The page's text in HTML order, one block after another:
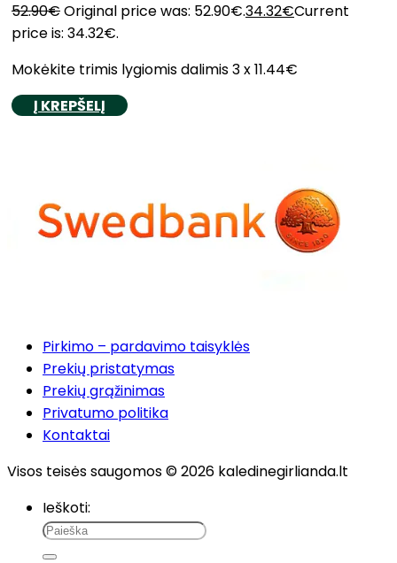
52.90€Original price was: 52.90€.34.32€Current
price is: 34.32€.
Mokėkite trimis lygiomis dalimis 3 x 11.44€
Į KREPŠELĮ
Pirkimo – pardavimo taisyklės
Prekių pristatymas
Prekių grąžinimas
Privatumo politika
Kontaktai
Visos teisės saugomos © 2026 kaledinegirlianda.lt
Ieškoti: